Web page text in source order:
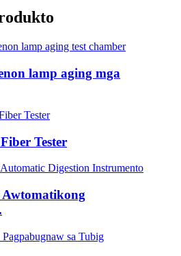
lamp aging mga
Tester